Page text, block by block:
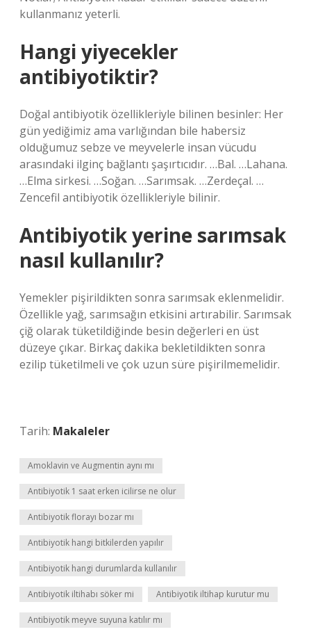
kullanmanız yeterli.
Hangi yiyecekler
antibiyotiktir?
Doğal antibiyotik özellikleriyle bilinen besinler: Her
gün yediğimiz ama varlığından bile habersiz
olduğumuz sebze ve meyvelerle insan vücudu
arasındaki ilginç bağlantı şaşırtıcıdır. …Bal. …Lahana.
…Elma sirkesi. …Soğan. …Sarımsak. …Zerdeçal. …
Zencefil antibiyotik özellikleriyle bilinir.
Antibiyotik yerine sarımsak
nasıl kullanılır?
Yemekler pişirildikten sonra sarımsak eklenmelidir.
Özellikle yağ, sarımsağın etkisini artırabilir. Sarımsak
çiğ olarak tüketildiğinde besin değerleri en üst
düzeye çıkar. Birkaç dakika bekletildikten sonra
ezilip tüketilmeli ve çok uzun süre pişirilmemelidir.
Tarih: Makaleler
Amoklavin ve Augmentin aynı mı
Antibiyotik 1 saat erken icilirse ne olur
Antibiyotik florayı bozar mı
Antibiyotik hangi bitkilerden yapılır
Antibiyotik hangi durumlarda kullanılır
Antibiyotik iltihabı söker mi Antibiyotik iltihap kurutur mu
Antibiyotik meyve suyuna katılır mı